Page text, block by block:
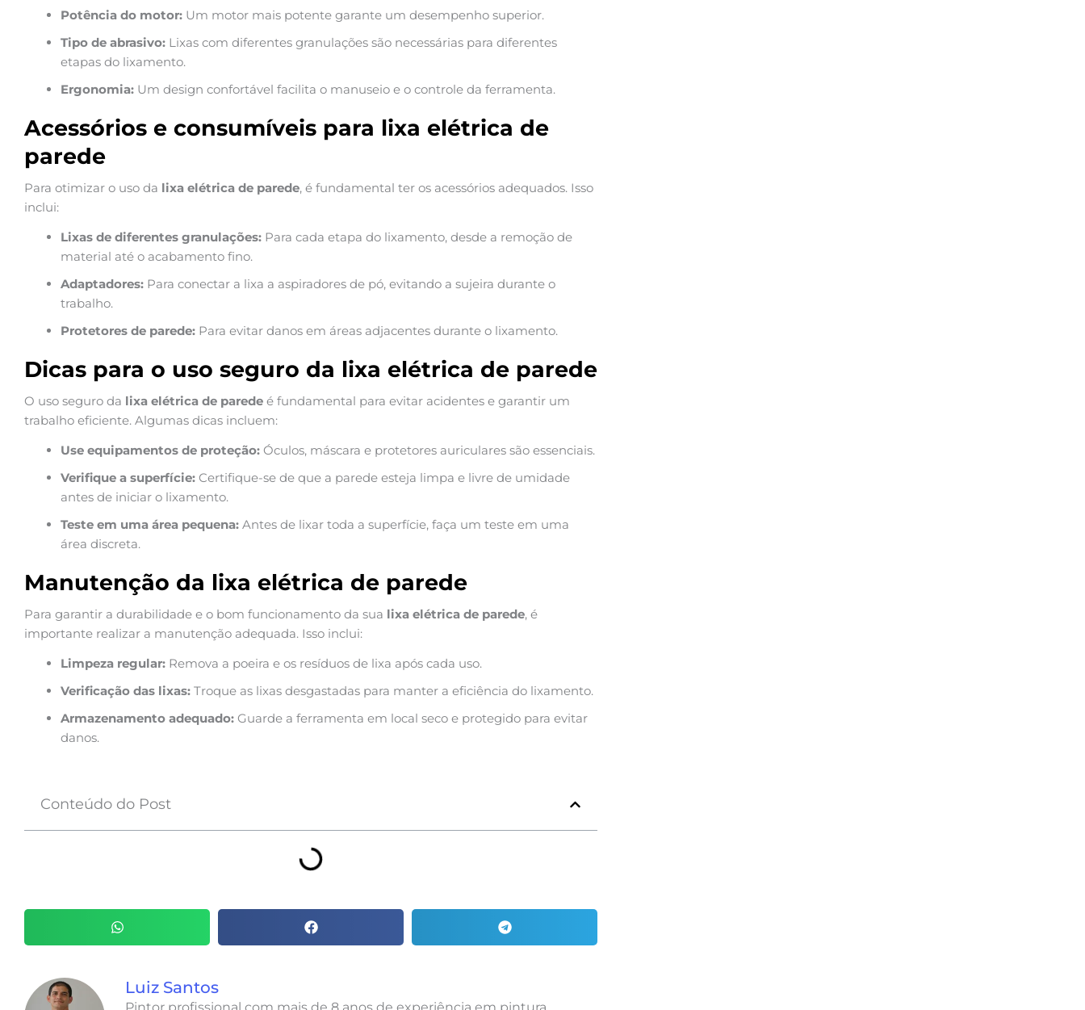
Potência do motor: Um motor mais potente garante um desempenho superior.
Tipo de abrasivo: Lixas com diferentes granulações são necessárias para diferentes
etapas do lixamento.
Ergonomia: Um design confortável facilita o manuseio e o controle da ferramenta.
Acessórios e consumíveis para lixa elétrica de
parede
Para otimizar o uso da lixa elétrica de parede, é fundamental ter os acessórios adequados. Isso
inclui:
Lixas de diferentes granulações: Para cada etapa do lixamento, desde a remoção de
material até o acabamento fino.
Adaptadores: Para conectar a lixa a aspiradores de pó, evitando a sujeira durante o
trabalho.
Protetores de parede: Para evitar danos em áreas adjacentes durante o lixamento.
Dicas para o uso seguro da lixa elétrica de parede
O uso seguro da lixa elétrica de parede é fundamental para evitar acidentes e garantir um
trabalho eficiente. Algumas dicas incluem:
Use equipamentos de proteção: Óculos, máscara e protetores auriculares são essenciais.
Verifique a superfície: Certifique-se de que a parede esteja limpa e livre de umidade
antes de iniciar o lixamento.
Teste em uma área pequena: Antes de lixar toda a superfície, faça um teste em uma
área discreta.
Manutenção da lixa elétrica de parede
Para garantir a durabilidade e o bom funcionamento da sua lixa elétrica de parede, é
importante realizar a manutenção adequada. Isso inclui:
Limpeza regular: Remova a poeira e os resíduos de lixa após cada uso.
Verificação das lixas: Troque as lixas desgastadas para manter a eficiência do lixamento.
Armazenamento adequado: Guarde a ferramenta em local seco e protegido para evitar
danos.
Conteúdo do Post
Luiz Santos